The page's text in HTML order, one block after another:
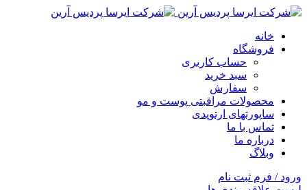
خانه
فروشگاه
حساب کاربری
سبد خرید
سفارش
محصولات مراقبتی پوست و مو
ساپورتهای ارتوپدی
تماس با ما
درباره ما
وبلاگ
ورود / فرم ثبت نام